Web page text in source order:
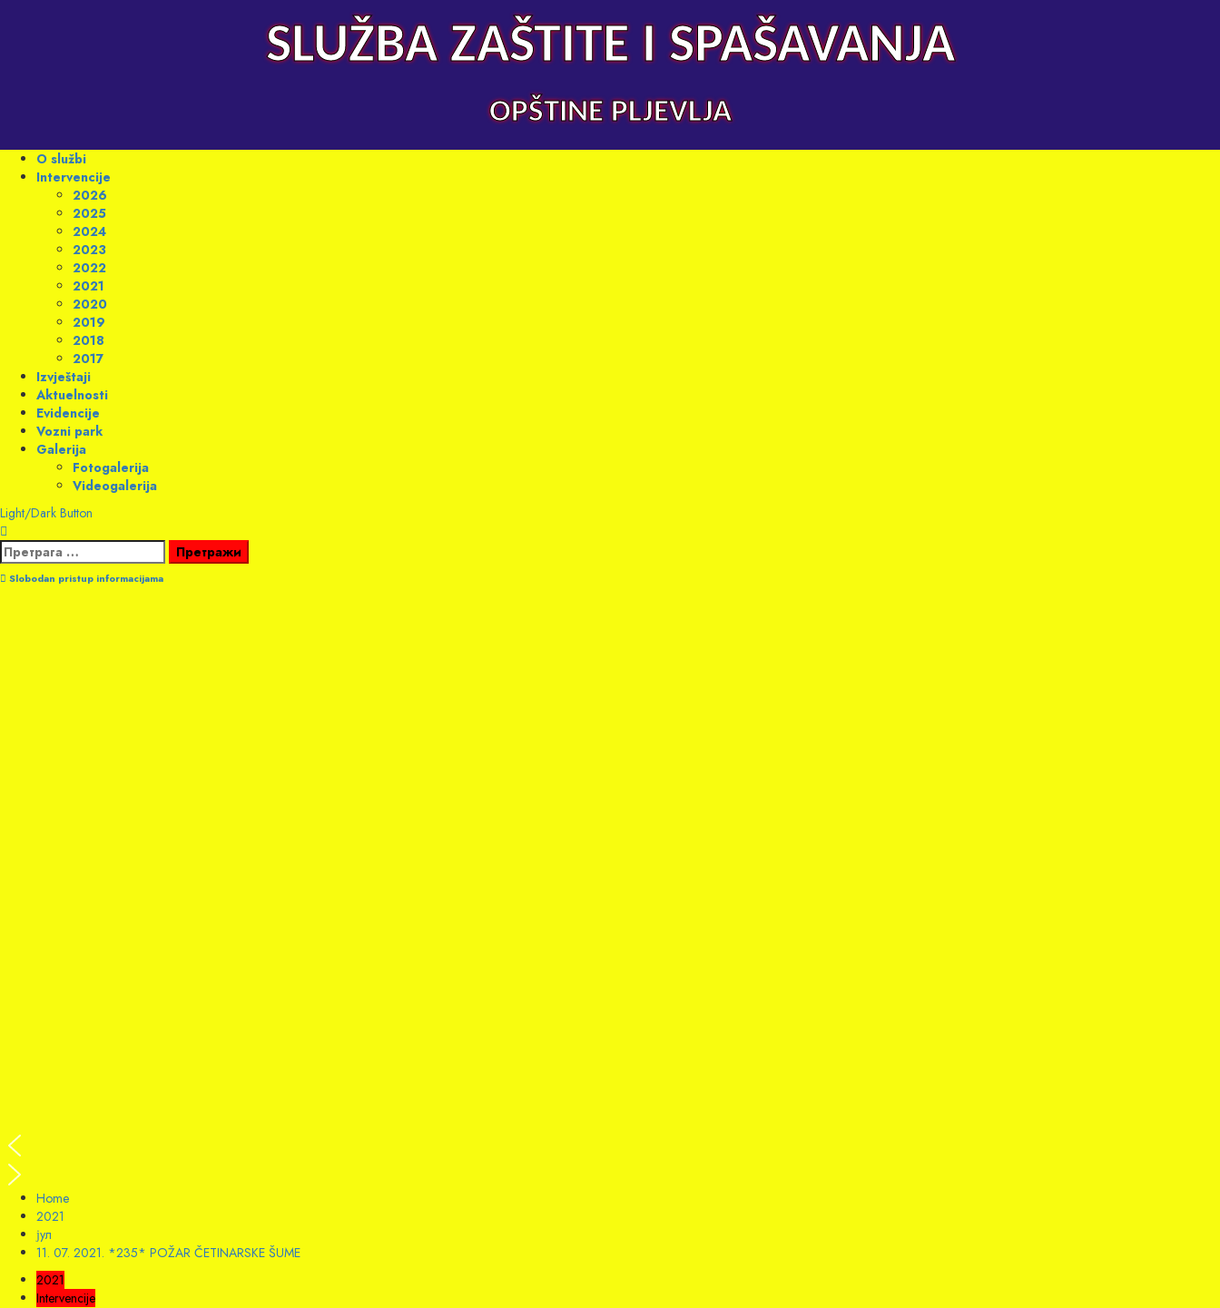
SLUŽBA ZAŠTITE I SPAŠAVANJA
OPŠTINE PLJEVLJA
Primary
Menu
O službi
Intervencije
2026
2025
2024
2023
2022
2021
2020
2019
2018
2017
Izvještaji
Aktuelnosti
Evidencije
Vozni park
Galerija
Fotogalerija
Videogalerija
Light/Dark Button
Претрага
за:
Slobodan pristup informacijama
Home
2021
јул
11. 07. 2021. *235* POŽAR ČETINARSKE ŠUME
2021
Intervencije